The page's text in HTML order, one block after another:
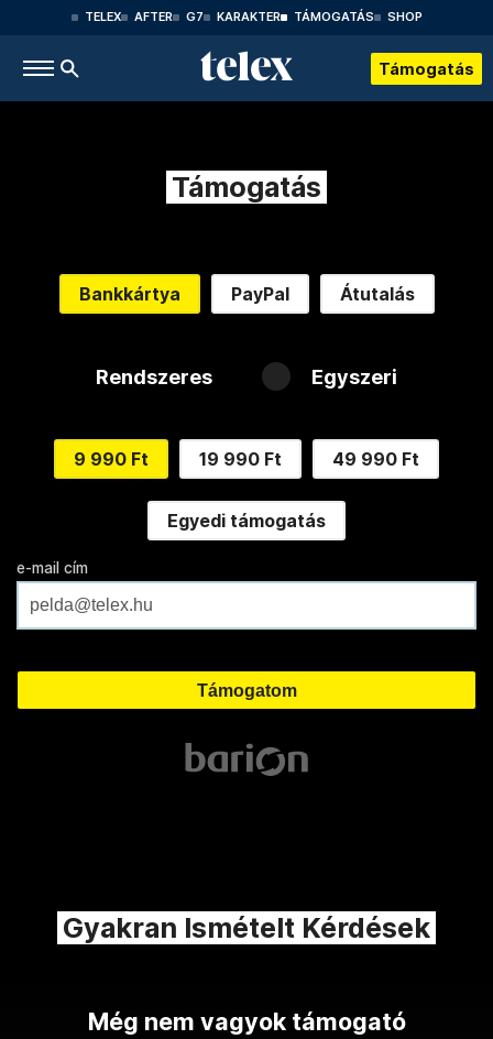
TELEX AFTER G7 KARAKTER TÁMOGATÁS SHOP
Támogatás
Támogatás
Bankkártya PayPal Átutalás
Rendszeres Egyszeri
9 990 Ft 19 990 Ft 49 990 Ft
Egyedi támogatás
e-mail cím
Gyakran Ismételt Kérdések
Még nem vagyok támogató